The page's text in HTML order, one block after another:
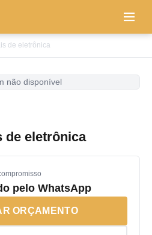
de eletrônica
não disponível
de eletrônica
pelo WhatsApp
ORÇAMENTO